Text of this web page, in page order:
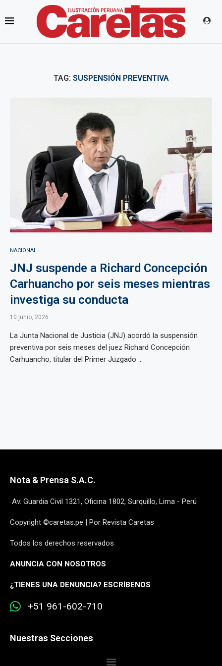
TAG: SUSPENSIÓN PREVENTIVA
NACIONAL
JNJ suspende a Richard Concepción
Carhuancho por seis meses mientras
investiga su conducta
10 junio, 2026
La Junta Nacional de Justicia (JNJ) acordó la suspensión
preventiva por seis meses del juez Richard Concepción
Carhuancho, titular del Primer Juzgado ...
Nota & Prensa S.A.C.
Av. Guardia Civil 1321, Oficina 1802, Surquillo, Lima - Perú
Copyright ©caretas.pe | Por Revista Caretas
Todos los derechos reservados
ANUNCIA CON NOSOTROS
¿TIENES UNA DENUNCIA? ESCRÍBENOS
+51 961-602-710
Nuestras Secciones